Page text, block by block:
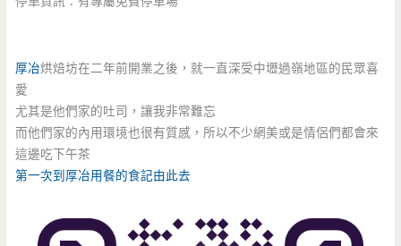
厚冶烘焙坊在二年前開業之後，就一直深受中壢過嶺地區的民眾喜
愛
尤其是他們家的吐司，讓我非常難忘
而他們家的內用環境也很有質感，所以不少網美或是情侶們都會來
這邊吃下午茶
第一次到厚冶用餐的食記由此去